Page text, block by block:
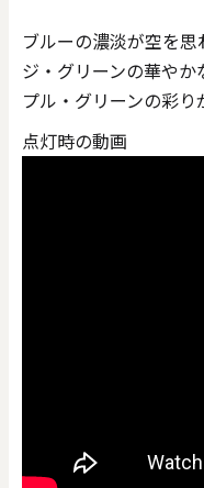
ブルーの濃淡が空を
ジ・グリーンの華や
プル・グリーンの彩り
点灯時の動画